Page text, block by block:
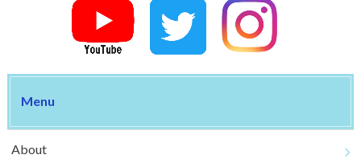
Menu
About